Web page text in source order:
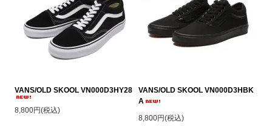
VANS/OLD SKOOL VN000D3HY28
8,800円(税込)
VANS/OLD SKOOL VN000D3HBK
A
8,800円(税込)